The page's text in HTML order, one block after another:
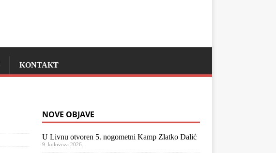
KONTAKT
NOVE OBJAVE
U Livnu otvoren 5. nogometni Kamp Zlatko Dalić
9. kolovoza 2026.